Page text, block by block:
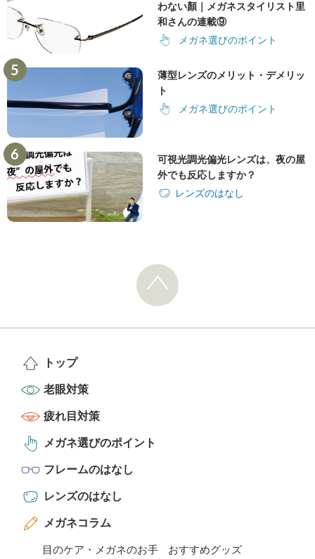
わない顏｜メガネスタイリスト里
和さんの連載⑨
メガネ選びのポイント
薄型レンズのメリット・デメリッ
ト
メガネ選びのポイント
可視光調光偏光レンズは、夜の屋
外でも反応しますか？
レンズのはなし
トップ
老眼対策
疲れ目対策
メガネ選びのポイント
フレームのはなし
レンズのはなし
メガネコラム
目のケア・メガネのお手
おすすめグッズ